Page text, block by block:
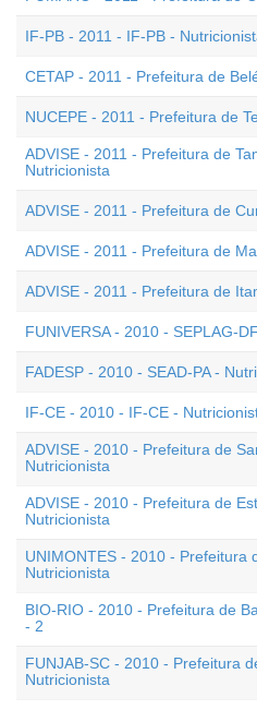
IF-PB - 2011 - IF-PB -
CETAP - 2011 - Prefeitura de
NUCEPE - 2011 - Prefeitura de
ADVISE - 2011 - Prefeitura de
Nutricionista
ADVISE - 2011 - Prefeitura de
ADVISE - 2011 - Prefeitura de
ADVISE - 2011 - Prefeitura de
FUNIVERSA - 2010 - SEPLAG-
FADESP - 2010 - SEAD-PA -
IF-CE - 2010 - IF-CE -
ADVISE - 2010 - Prefeitura de
Nutricionista
ADVISE - 2010 - Prefeitura de
Nutricionista
UNIMONTES - 2010 - Prefeitura
Nutricionista
BIO-RIO - 2010 - Prefeitura de
- 2
FUNJAB-SC - 2010 - Prefeitura
Nutricionista